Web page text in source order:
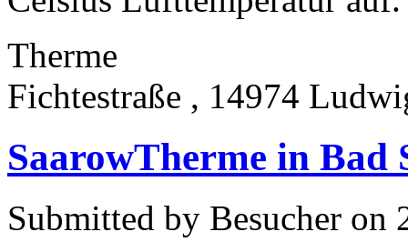
Therme
Fichtestraße , 14974
SaarowTherme in Bad
Submitted by Besucher on